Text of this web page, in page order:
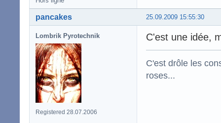
25.09.2009 15:55:30
pancakes
Lombrik Pyrotechnik
Registered 28.07.2006
C'est une idée,
C'est drôle les
roses...